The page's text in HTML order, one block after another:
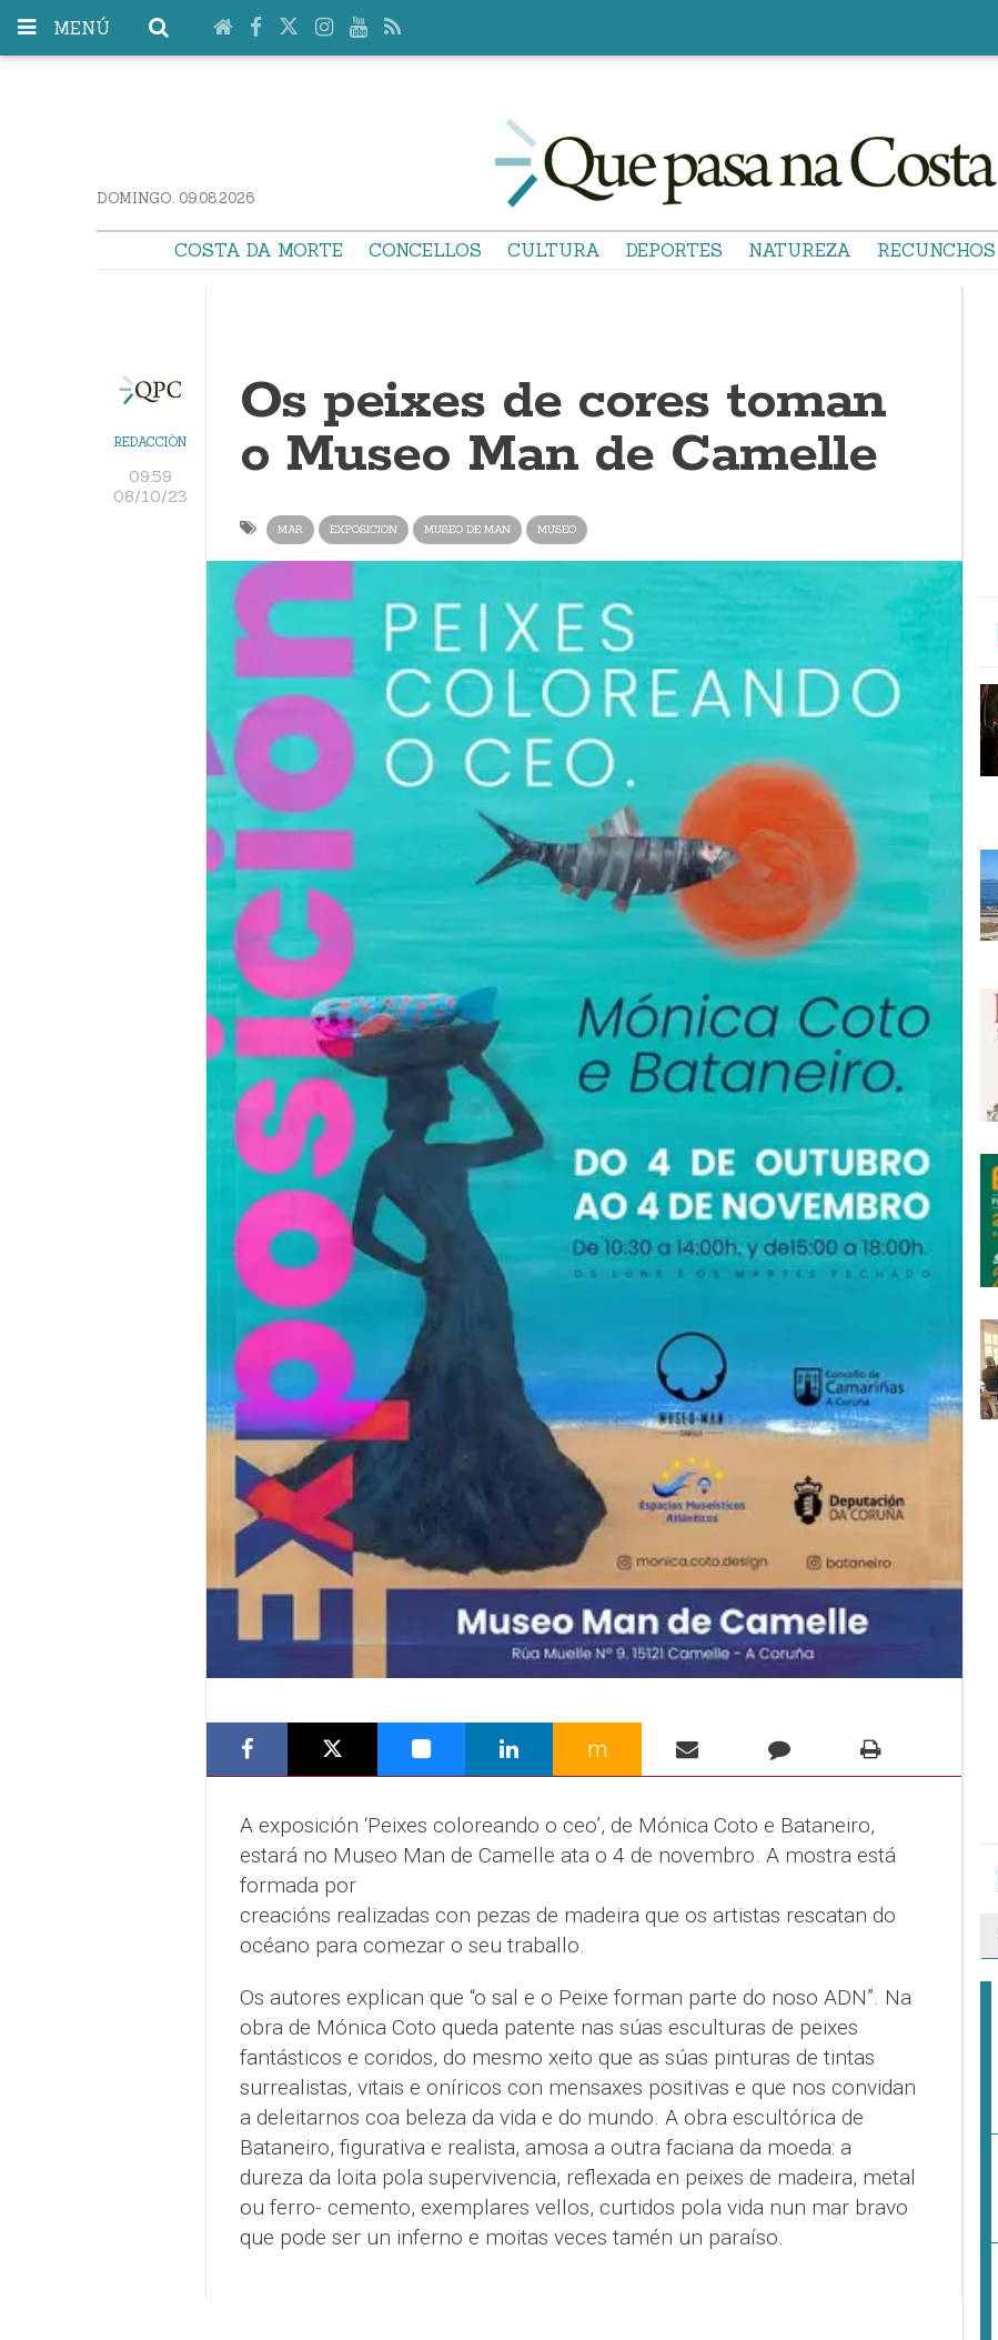
MENÚ
DOMINGO. 09.08.2026
COSTA DA MORTE CONCELLOS CULTURA DEPORTES NATUREZA RECUNCHOS
REDACCIÓN
09:59
08/10/23
Os peixes de cores toman
o Museo Man de Camelle
MAR EXPOSICION MUSEO DE MAN MUSEO
m
A exposición ‘Peixes coloreando o ceo’, de Mónica Coto e Bataneiro,
estará no Museo Man de Camelle ata o 4 de novembro. A mostra está
formada por
creacións realizadas con pezas de madeira que os artistas rescatan do
océano para comezar o seu traballo.
Os autores explican que “o sal e o Peixe forman parte do noso ADN”. Na
obra de Mónica Coto queda patente nas súas esculturas de peixes
fantásticos e coridos, do mesmo xeito que as súas pinturas de tintas
surrealistas, vitais e oníricos con mensaxes positivas e que nos convidan
a deleitarnos coa beleza da vida e do mundo. A obra escultórica de
Bataneiro, figurativa e realista, amosa a outra faciana da moeda: a
dureza da loita pola supervivencia, reflexada en peixes de madeira, metal
ou ferro- cemento, exemplares vellos, curtidos pola vida nun mar bravo
que pode ser un inferno e moitas veces tamén un paraíso.